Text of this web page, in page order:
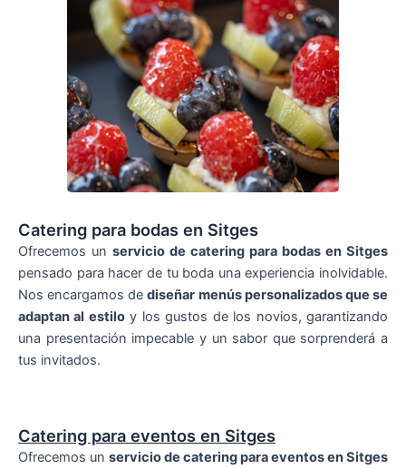
Catering para bodas en Sitges
Ofrecemos un servicio de catering para bodas en Sitges
pensado para hacer de tu boda una experiencia inolvidable.
Nos encargamos dediseñar menús personalizados que se
adaptan al estiloy los gustos de los novios, garantizando
una presentación impecable y un sabor que sorprenderá a
tus invitados.
Catering para eventos en Sitges
Ofrecemos un servicio de catering para eventos en Sitges